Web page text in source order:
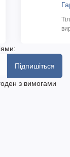
Підпишіться
з вимогами